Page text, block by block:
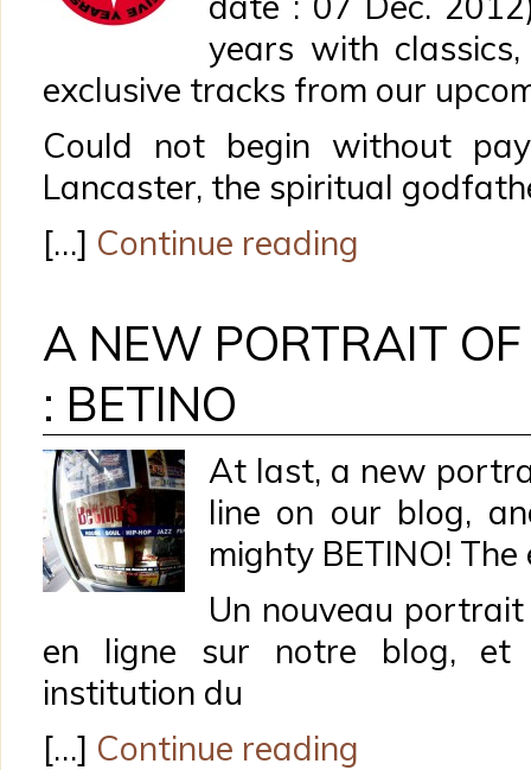
years with
exclusive tracks from our
Could not begin without
Lancaster, the spiritual
[…] Continue reading
A NEW PORTRAIT
: BETINO
At last, a new
line on our blog,
mighty BETINO!
Un nouveau
en ligne sur notre blog, et
institution du
[…] Continue reading